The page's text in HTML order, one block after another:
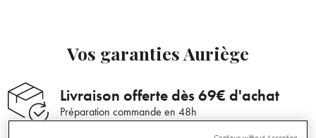
Vos garanties Auriège
Livraison offerte dès 69€ d'achat
Préparation commande en 48h